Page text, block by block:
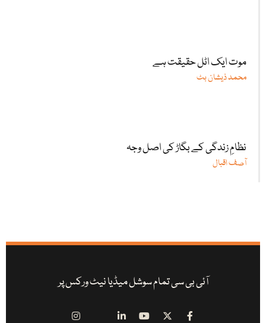
موت ایک اٹل حقیقت ہے
محمد ذیشان بٹ
نظامِ زندگی کے بگاڑ کی اصل وجہ
آصف اقبال
آئی بی سی تمام سوشل میڈیا نیٹ ورکس پر